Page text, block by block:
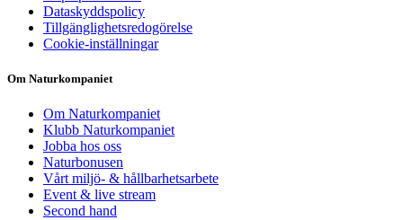
Dataskyddspolicy
Tillgänglighetsredogörelse
Cookie-inställningar
Om Naturkompaniet
Om Naturkompaniet
Klubb Naturkompaniet
Jobba hos oss
Naturbonusen
Vårt miljö- & hållbarhetsarbete
Event & live stream
Second hand